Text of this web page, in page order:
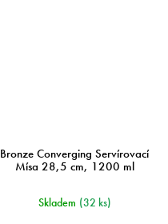
Bronze Converging Servírovací
Mísa 28,5 cm, 1200 ml
Skladem (32 ks)